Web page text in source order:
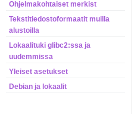
Ohjelmakohtaiset merkist
Tekstitiedostoformaatit muilla
alustoilla
Lokaalituki glibc2:ssa ja
uudemmissa
Yleiset asetukset
Debian ja lokaalit